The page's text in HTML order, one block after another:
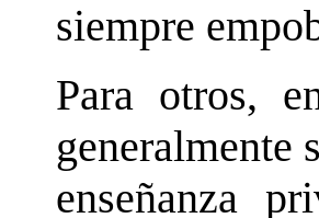
siempre
Para otros,
enseñanza